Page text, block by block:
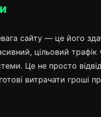
сайту — це його
цільовий трафік
Це не просто
витрачати гроші